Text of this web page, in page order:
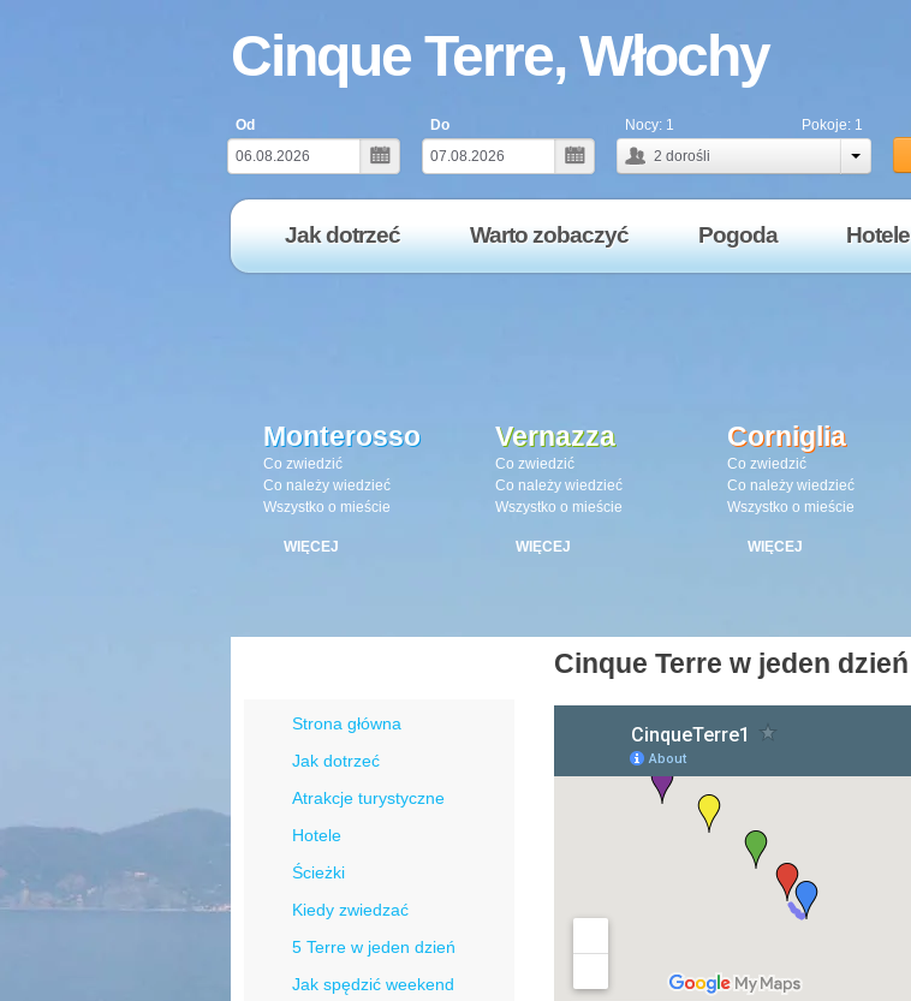
Cinque Terre, Włochy
Od
Do
2 dorośli
Nocy: 1 Pokoje: 1
Jak dotrzeć Warto zobaczyć Pogoda Hotele
Monterosso
Co zwiedzić
Co należy wiedzieć
Wszystko o mieście
WIĘCEJ
Vernazza
Co zwiedzić
Co należy wiedzieć
Wszystko o mieście
WIĘCEJ
Corniglia
Co zwiedzić
Co należy wiedzieć
Wszystko o mieście
WIĘCEJ
Strona główna
Jak dotrzeć
Atrakcje turystyczne
Hotele
Ścieżki
Kiedy zwiedzać
5 Terre w jeden dzień
Jak spędzić weekend
Cinque Terre w jeden dzień